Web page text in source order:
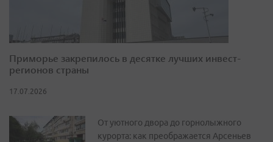
Приморье закрепилось в десятке лучших инвест-
регионов страны
17.07.2026
От уютного двора до горнолыжного
курорта: как преображается Арсеньев